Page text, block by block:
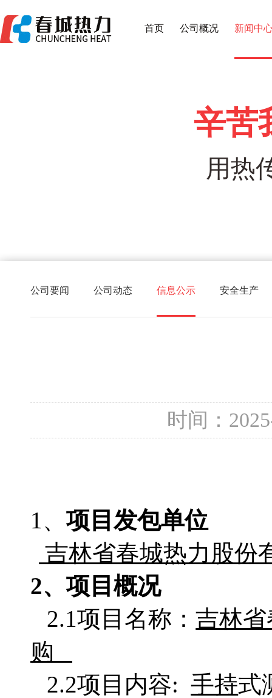
首页 公司概况 新闻中
辛苦
用热
公司要闻 公司动态 信息公示 安全生产
时间：
1、 项目发包单位
吉林省春城热力股份
2、项目概况
2.1项目名称：吉林
购
2.2项目 内容: 手持式